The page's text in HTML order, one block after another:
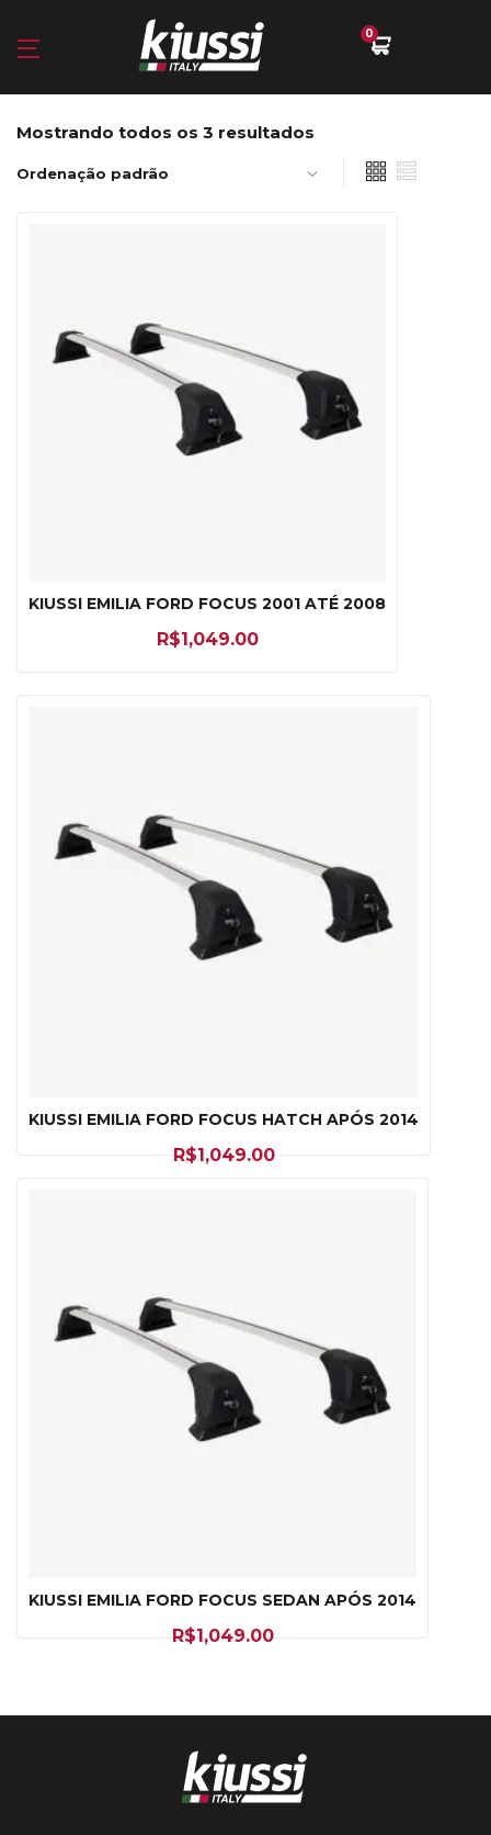
0
Mostrando todos os 3 resultados
KIUSSI EMILIA FORD FOCUS 2001 ATÉ 2008
R$1,049.00
KIUSSI EMILIA FORD FOCUS HATCH APÓS 2014
R$1,049.00
KIUSSI EMILIA FORD FOCUS SEDAN APÓS 2014
R$1,049.00